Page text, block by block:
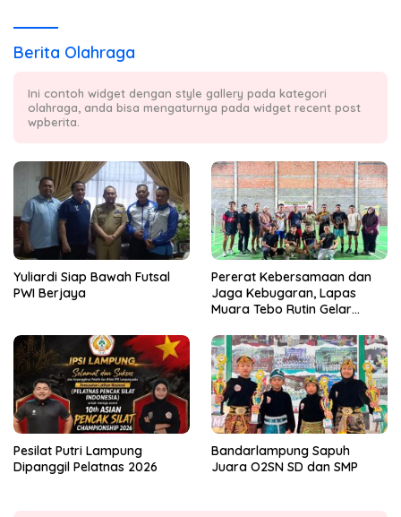
Berita Olahraga
Ini contoh widget dengan style gallery pada kategori
olahraga, anda bisa mengaturnya pada widget recent post
wpberita.
Yuliardi Siap Bawah Futsal
PWI Berjaya
Pererat Kebersamaan dan
Jaga Kebugaran, Lapas
Muara Tebo Rutin Gelar
Pesilat Putri Lampung
Dipanggil Pelatnas 2026
Bandarlampung Sapuh
Juara O2SN SD dan SMP